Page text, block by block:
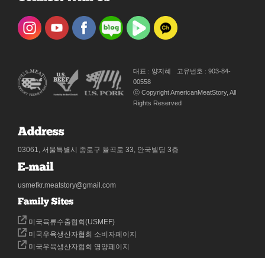
대표 : 양지혜
고유번호 : 903-84-
00558
ⓒ Copyright AmericanMeatStory, All
Rights Reserved
03061, 서울특별시 종로구 율곡로 33, 안국빌딩 3층
usmefkr.meatstory@gmail.com
미국육류수출협회(USMEF)
미국우육생산자협회 소비자페이지
미국우육생산자협회 영양페이지